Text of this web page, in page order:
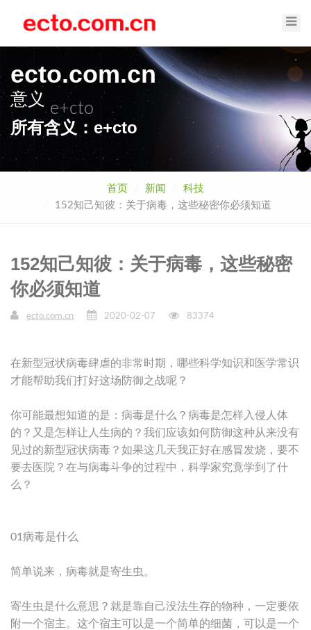
ecto.com.cn
意义 e+cto
所有含义：e+cto
首页 新闻
科技
152知己知彼：关于病毒，这些秘密你必须知道
152知己知彼：关于病毒，这些秘密
你必须知道
ecto.com.cn 2020-02-07 83374
在新型冠状病毒肆虐的非常时期，哪些科学知识和医学常识
才能帮助我们打好这场防御之战呢？
你可能最想知道的是：病毒是什么？病毒是怎样入侵人体
的？又是怎样让人生病的？我们应该如何防御这种从来没有
见过的新型冠状病毒？如果这几天我正好在感冒发烧，要不
要去医院？在与病毒斗争的过程中，科学家究竟学到了什
么？
01病毒是什么
简单说来，病毒就是寄生虫。
寄生虫是什么意思？就是靠自己没法生存的物种，一定要依
附一个宿主。这个宿主可以是一个简单的细菌，可以是一个